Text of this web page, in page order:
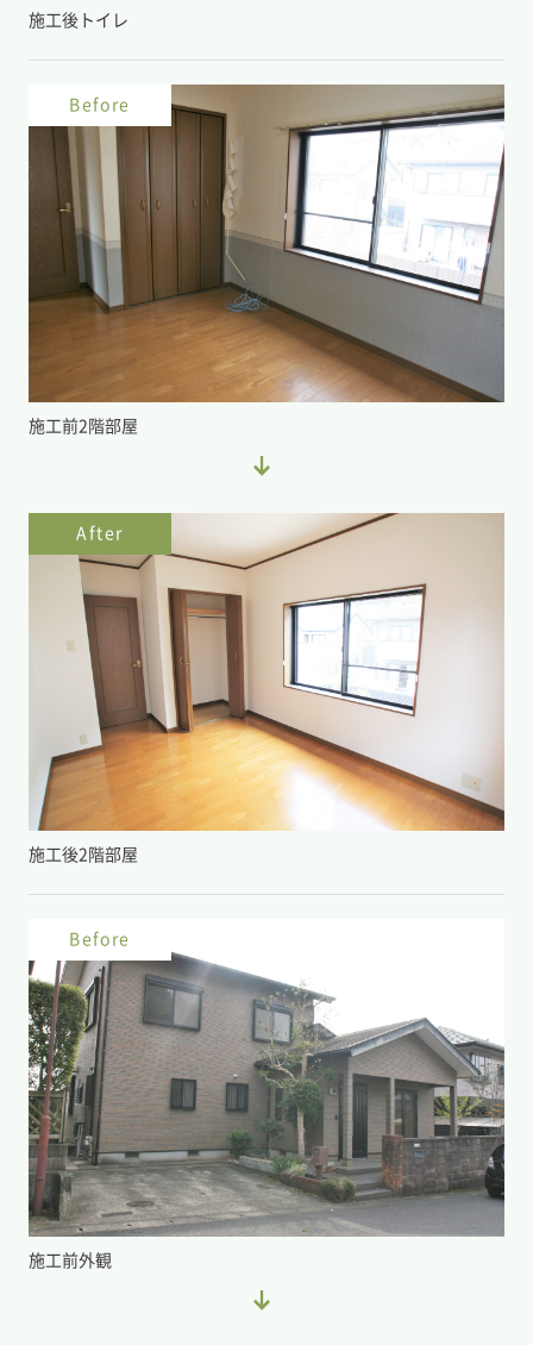
施工後トイレ
Before
施工前2階部屋
After
施工後2階部屋
Before
施工前外観